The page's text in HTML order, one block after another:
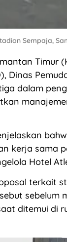
Sempaja,
Timur
Dinas
dalam
kerja sama
Hotel
terkait
sebelum
ditemui di